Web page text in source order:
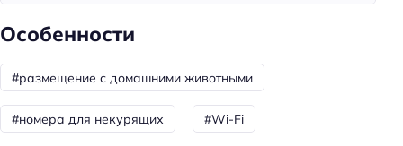
Красота и здоровье
Душ
Спорт и развлечения
Особенности
#размещение с домашними животными
#номера для некурящих #Wi-Fi